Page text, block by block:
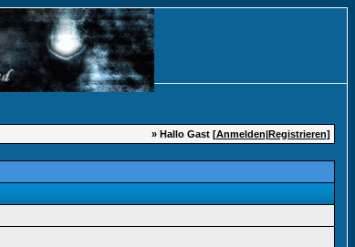
» Hallo Gast [Anmelden|Registrieren]